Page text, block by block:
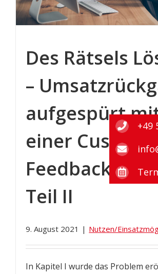
Des Rätsels
–
aufgespürt
einer
Feedback
Teil II
9. August 2021 | Nutzen/
In Kapitel I wurde das Problem
+49